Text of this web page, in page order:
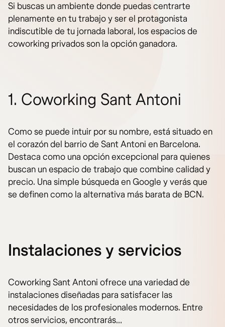
Si buscas un ambiente donde puedas centrarte
plenamente en tu trabajo y ser el protagonista
indiscutible de tu jornada laboral, los espacios de
coworking privados son la opción ganadora.
1. Coworking Sant Antoni
Como se puede intuir por su nombre, está situado en
el corazón del barrio de Sant Antoni en Barcelona.
Destaca como una opción excepcional para quienes
buscan un espacio de trabajo que combine calidad y
precio. Una simple búsqueda en Google y verás que
se definen como la alternativa más barata de BCN.
Instalaciones y servicios
Coworking Sant Antoni ofrece una variedad de
instalaciones diseñadas para satisfacer las
necesidades de los profesionales modernos. Entre
otros servicios, encontrarás…